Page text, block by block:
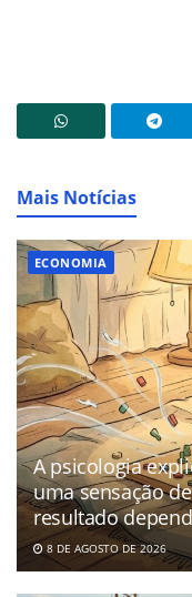
Mais Notícias
ECONOMIA
A psicologia
uma sensação
resultado
8 DE AGOSTO DE 2026